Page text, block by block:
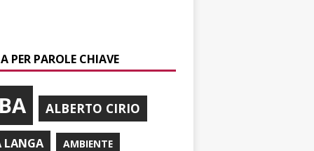
PER PAROLE CHIAVE
ALBERTO CIRIO
LANGA AMBIENTE